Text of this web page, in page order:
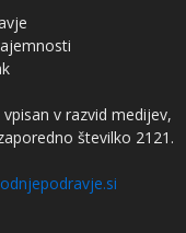
v razvid medijev,
številko 2121.